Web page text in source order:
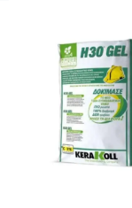
Σε απόθεμα